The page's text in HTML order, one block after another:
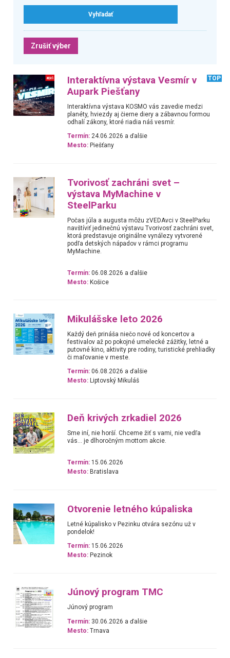
Zrušiť výber
Interaktívna výstava Vesmír v
Aupark Piešťany
TOP
Interaktívna výstava KOSMO vás zavedie medzi
planéty, hviezdy aj čierne diery a zábavnou formou
odhalí zákony, ktoré riadia náš vesmír.
Termín: 24.06.2026 a ďalšie
Mesto: Piešťany
Tvorivosť zachráni svet –
výstava MyMachine v
SteelParku
Počas júla a augusta môžu zVEDAvci v SteelParku
navštíviť jedinečnú výstavu Tvorivosť zachráni svet,
ktorá predstavuje originálne vynálezy vytvorené
podľa detských nápadov v rámci programu
MyMachine.
Termín: 06.08.2026 a ďalšie
Mesto: Košice
Mikulášske leto 2026
Každý deň prináša niečo nové od koncertov a
festivalov až po pokojné umelecké zážitky, letné a
putovné kino, aktivity pre rodiny, turistické prehliadky
či maľovanie v meste.
Termín: 06.08.2026 a ďalšie
Mesto: Liptovský Mikuláš
Deň krivých zrkadiel 2026
Sme iní, nie horší. Chceme žiť s vami, nie vedľa
vás... je dlhoročným mottom akcie.
Termín: 15.06.2026
Mesto: Bratislava
Otvorenie letného kúpaliska
Letné kúpalisko v Pezinku otvára sezónu už v
pondelok!
Termín: 15.06.2026
Mesto: Pezinok
Júnový program TMC
Júnový program
Termín: 30.06.2026 a ďalšie
Mesto: Trnava